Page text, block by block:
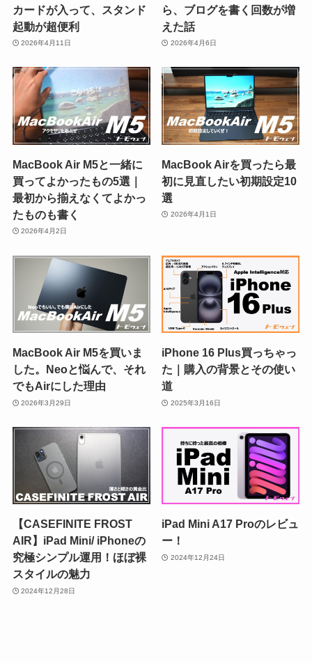
カードが入って、スタンド
起動が超便利
2026年4月11日
ら、ブログを書く回数が増
えた話
2026年4月6日
MacBook Air M5と一緒に
買ってよかったもの5選｜
最初から揃えなくてよかっ
たものも書く
2026年4月2日
MacBook Airを買ったら最
初に見直したい初期設定10
選
2026年4月1日
MacBook Air M5を買いま
した。Neoと悩んで、それ
でもAirにした理由
2026年3月29日
iPhone 16 Plus買っちゃっ
た｜購入の背景とその使い
道
2025年3月16日
【CASEFINITE FROST
AIR】iPad Mini/ iPhoneの
究極シンプル運用！ほぼ裸
スタイルの魅力
2024年12月28日
iPad Mini A17 Proのレビュ
ー！
2024年12月24日